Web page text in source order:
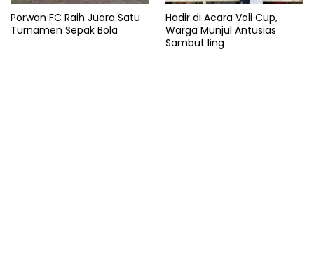
Porwan FC Raih Juara Satu
Turnamen Sepak Bola
Hadir di Acara Voli Cup,
Warga Munjul Antusias
Sambut Iing